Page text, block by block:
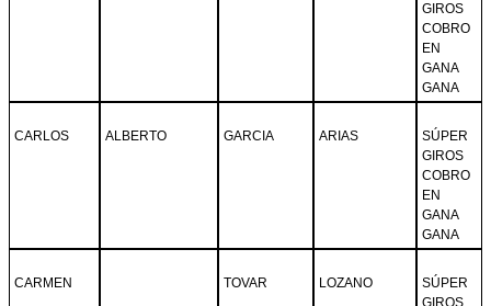
GIROS
COBRO
EN
GANA
GANA
CARLOS ALBERTO GARCIA ARIAS
SÚPER
GIROS
COBRO
EN
GANA
GANA
CARMEN TOVAR LOZANO
SÚPER
GIROS